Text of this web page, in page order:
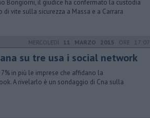
Bongiorni, il giudice ha confermato la custodia
di vite sulla sicurezza a Massa e a Carrara
MERCOLEDÌ 11 MARZO 2015 ORE 17:07
su tre usa i social network
in più le imprese che affidano la
A rivelarlo è un sondaggio di Cna sulla